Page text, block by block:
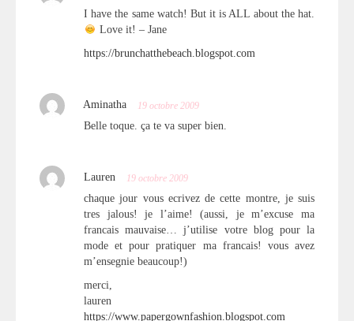
I have the same watch! But it is ALL about the hat.
Love it! – Jane
https://brunchatthebeach.blogspot.com
Aminatha 19 octobre 2009
Belle toque. ça te va super bien.
Lauren 19 octobre 2009
chaque jour vous ecrivez de cette montre, je suis
tres jalous! je l’aime! (aussi, je m’excuse ma
francais mauvaise… j’utilise votre blog pour la
mode et pour pratiquer ma francais! vous avez
m’ensegnie beaucoup!)
merci,
lauren
https://www.papergownfashion.blogspot.com